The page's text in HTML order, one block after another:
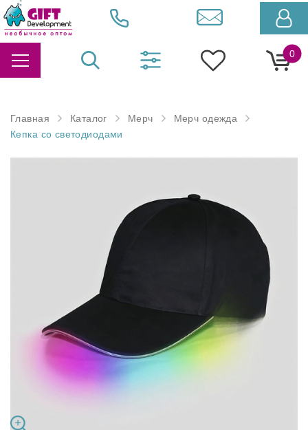
0
Главная Каталог Мерч
Мерч одежда
Кепка со светодиодами